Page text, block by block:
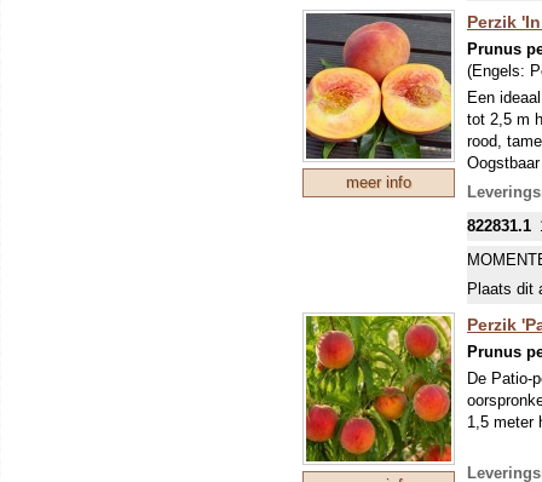
meer info
Perzik
Prunus
(Engels:
Een
tot 2,5 m
rood,
plant
We
822831.1
Plaats dit
Perzik
Prunus
De Patio-
1,5 meter
In het